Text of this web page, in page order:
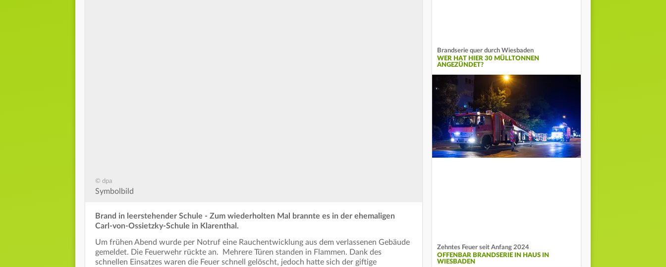
© dpa
Symbolbild
Brand in leerstehender Schule - Zum wiederholten Mal brannte es in der ehemaligen
Carl-von-Ossietzky-Schule in Klarenthal.
Um frühen Abend wurde per Notruf eine Rauchentwicklung aus dem verlassenen Gebäude
gemeldet. Die Feuerwehr rückte an. Mehrere Türen standen in Flammen. Dank des
schnellen Einsatzes waren die Feuer schnell gelöscht, jedoch hatte sich der giftige
Brandserie quer durch Wiesbaden
WER HAT HIER 30 MÜLLTONNEN
ANGEZÜNDET?
Zehntes Feuer seit Anfang 2024
OFFENBAR BRANDSERIE IN HAUS IN
WIESBADEN